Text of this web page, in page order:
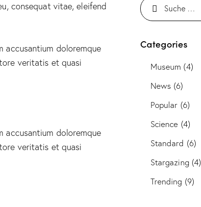
consequat vitae, eleifend
accusantium doloremque
veritatis et quasi
accusantium doloremque
veritatis et quasi
Categories
Museum (4)
News (6)
Popular (6)
Science (4)
Standard (6)
Stargazing(4)
Trending (9)